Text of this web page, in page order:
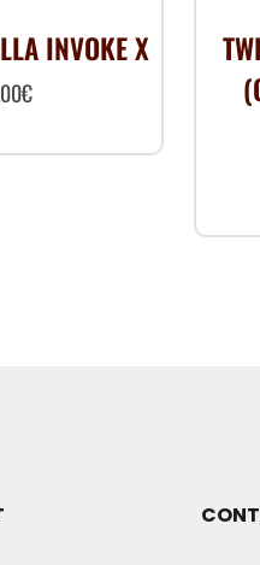
INVOKE X
€